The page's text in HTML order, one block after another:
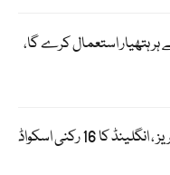
ہر ہتھیار استعمال کرے گا،
پاکستان کیخلاف ٹیسٹ سیریز ، انگلینڈ کا 16 رکنی اسکواڈ